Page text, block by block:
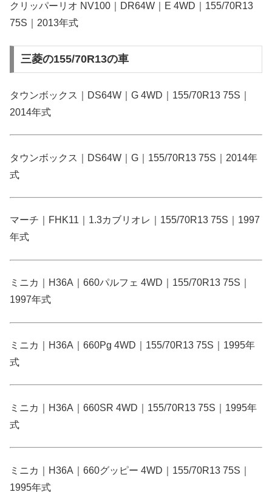
クリッパーリオ NV100｜DR64W｜E 4WD｜155/70R13
75S｜2013年式
三菱の155/70R13の車
タウンボックス｜DS64W｜G 4WD｜155/70R13 75S｜
2014年式
タウンボックス｜DS64W｜G｜155/70R13 75S｜2014年
式
マーチ｜FHK11｜1.3カブリオレ｜155/70R13 75S｜1997
年式
ミニカ｜H36A｜660パルフェ 4WD｜155/70R13 75S｜
1997年式
ミニカ｜H36A｜660Pg 4WD｜155/70R13 75S｜1995年
式
ミニカ｜H36A｜660SR 4WD｜155/70R13 75S｜1995年
式
ミニカ｜H36A｜660グッピー 4WD｜155/70R13 75S｜
1995年式